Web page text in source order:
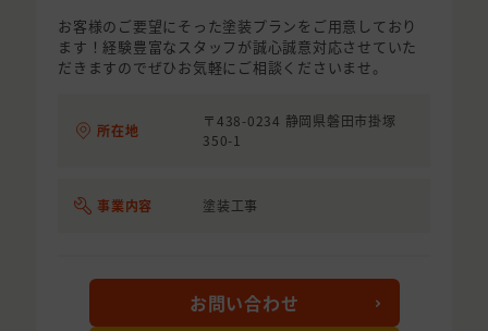
お客様のご要望にそった塗装プランをご用意しており
ます！経験豊富なスタッフが誠心誠意対応させていた
だきますのでぜひお気軽にご相談くださいませ。
所在地
〒438-0234 静岡県磐田市掛塚
350-1
事業内容 塗装工事
お問い合わせ